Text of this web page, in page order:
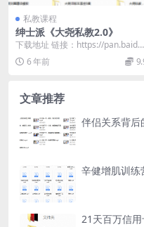
私教课程
绅士派《大尧私教2.0》
下载地址 链接：https://pan.baidu.
com/s/1dVEhHeB...
6 年前
文章推荐
伴侣关系背
辛健增肌训练
21天百万信用